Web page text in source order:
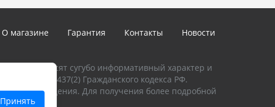
О магазине Гарантия Контакты Новости
носят сугубо информативный характер и
Статьи 437(2) Гражданского кодекса РФ.
Для получения более подробной
Принять